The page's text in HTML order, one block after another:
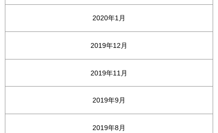
2020年1月
2019年12月
2019年11月
2019年9月
2019年8月